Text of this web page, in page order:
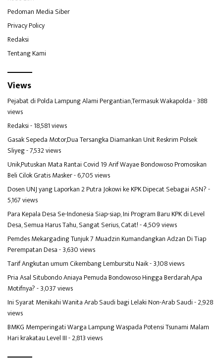
Pedoman Media Siber
Privacy Policy
Redaksi
Tentang Kami
Views
Pejabat di Polda Lampung Alami Pergantian,Termasuk Wakapolda- 388
views
Redaksi- 18,581 views
Gasak Sepeda Motor,Dua Tersangka Diamankan Unit Reskrim Polsek
Sliyeg- 7,532 views
Unik,Putuskan Mata Rantai Covid 19 Arif Wayae Bondowoso Promosikan
Beli Cilok Gratis Masker- 6,705 views
Dosen UNJ yang Laporkan 2 Putra Jokowi ke KPK Dipecat Sebagai ASN?-
5,167 views
Para Kepala Desa Se-Indonesia Siap-siap, Ini Program Baru KPK di Level
Desa, Semua Harus Tahu, Sangat Serius, Catat!- 4,509 views
Pemdes Mekargading Tunjuk 7 Muadzin Kumandangkan Adzan Di Tiap
Perempatan Desa- 3,630 views
Tarif Angkutan umum Cikembang Lembursitu Naik- 3,108 views
Pria Asal Situbondo Aniaya Pemuda Bondowoso Hingga Berdarah,Apa
Motifnya?- 3,037 views
Ini Syarat Menikahi Wanita Arab Saudi bagi Lelaki Non-Arab Saudi- 2,928
views
BMKG Memperingati Warga Lampung Waspada Potensi Tsunami Malam
Hari krakatau Level III- 2,813 views